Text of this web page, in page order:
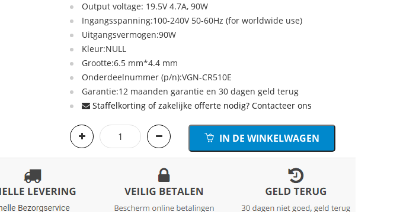
Output voltage: 19.5V 4.7A, 90W
Ingangsspanning:100-240V 50-60Hz (for worldwide use)
Uitgangsvermogen:90W
Kleur:NULL
Grootte:6.5 mm*4.4 mm
Onderdeelnummer (p/n):VGN-CR510E
Garantie:12 maanden garantie en 30 dagen geld terug
Staffelkorting of zakelijke offerte nodig? Contacteer ons
IN DE WINKELWAGEN